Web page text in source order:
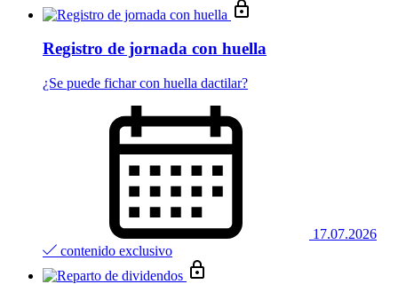
Registro de jornada con huella
¿Se puede fichar con huella dactilar?
17.07.2026
contenido exclusivo